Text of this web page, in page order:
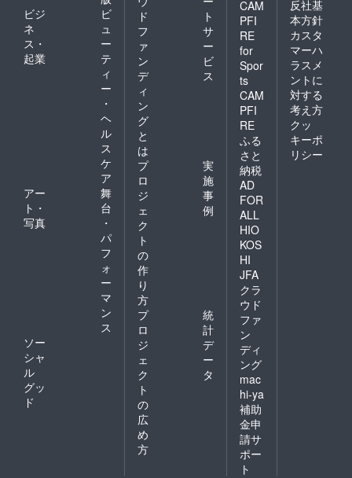
ビジ
ネ
ス・
起業
ビ
ュ
ー
テ
ィ
ー
・
ヘ
ル
ス
ケ
ア
アー
ト・
写真
舞
台
・
パ
フ
ォ
ー
マ
ン
ス
ソー
シャ
ル
グッ
ド
ド
フ
ァ
ン
デ
ィ
ン
グ
と
は
ト
サ
ー
ビ
ス
プ
ロ
ジ
ェ
ク
ト
の
作
り
方
実
施
事
例
プ
ロ
ジ
ェ
ク
ト
の
広
め
方
統
計
デ
ー
タ
CAM
PFI
RE
for
Spor
ts
CAM
PFI
RE
ふる
さと
納税
AD
FOR
ALL
HIO
KOS
HI
JFA
クラ
ウド
ファ
ン
ディ
ング
mac
hi-ya
補助
金申
請サ
ポー
ト
反社基
本方針
カスタ
マーハ
ラスメ
ントに
対する
考え方
クッ
キーポ
リシー